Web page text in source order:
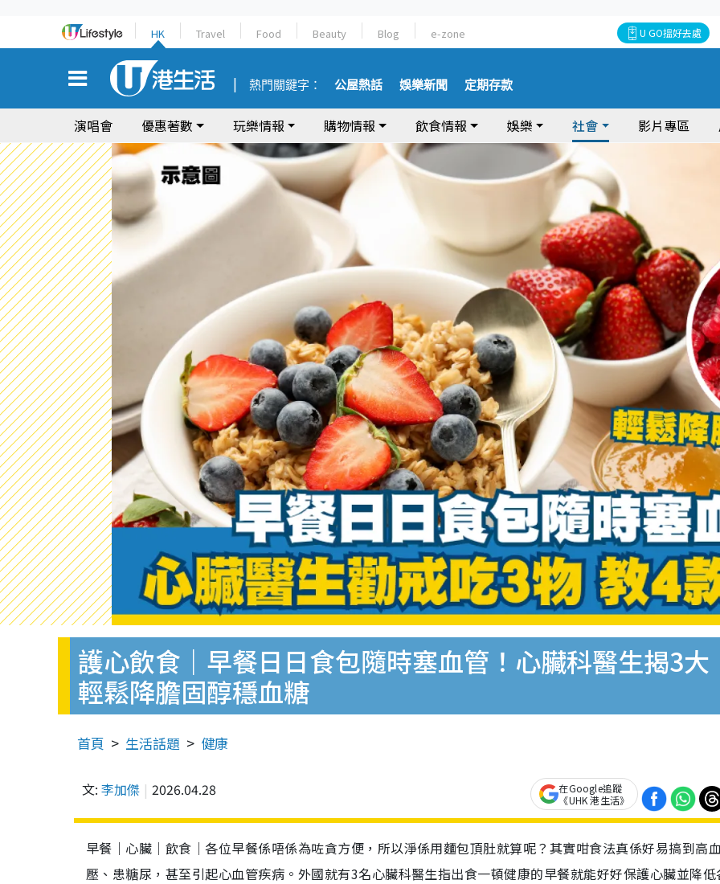
HK Travel Food Beauty Blog e-zone U GO搵好去處
熱門關鍵字： 公屋熱話 娛樂新聞 定期存款
演唱會 優惠著數 玩樂情報 購物情報 飲食情報 娛樂 社會 影片專區
護心飲食｜早餐日日食包隨時塞血管！心臟科醫生揭3
輕鬆降膽固醇穩血糖
首頁 生活話題 健康
文: 李加傑 2026.04.28
在Google追蹤
《UHK 港生活》
早餐｜心臟｜飲食｜各位早餐係唔係為咗貪方便，所以淨係用麵包頂肚就算呢？其實咁食法真係好易搞到高
壓、患糖尿，甚至引起心血管疾病。外國就有3名心臟科醫生指出食一頓健康的早餐就能好好保護心臟並降低